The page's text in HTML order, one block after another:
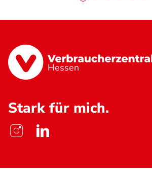
Hessen
Stark für mich.